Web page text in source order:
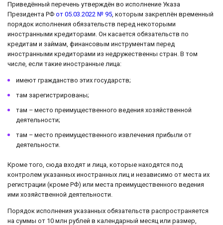
Приведённый перечень утверждён во исполнение Указа
Президента РФ от 05.03.2022 № 95, которым закреплён временный
порядок исполнения обязательств перед некоторыми
иностранными кредиторами. Он касается обязательств по
кредитам и займам, финансовым инструментам перед
иностранными кредиторами из недружественны стран. В том
числе, если такие иностранные лица:
имеют гражданство этих государств;
там зарегистрированы;
там – место преимущественного ведения хозяйственной
деятельности;
там – место преимущественного извлечения прибыли от
деятельности.
Кроме того, сюда входят и лица, которые находятся под
контролем указанных иностранных лиц и независимо от места их
регистрации (кроме РФ) или места преимущественного ведения
ими хозяйственной деятельности.
Порядок исполнения указанных обязательств распространяется
на суммы от 10 млн рублей в календарный месяц или размер,